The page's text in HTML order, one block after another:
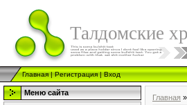
Талдомские
Главная|Регистрация|Вход
Меню сайта
Главная »